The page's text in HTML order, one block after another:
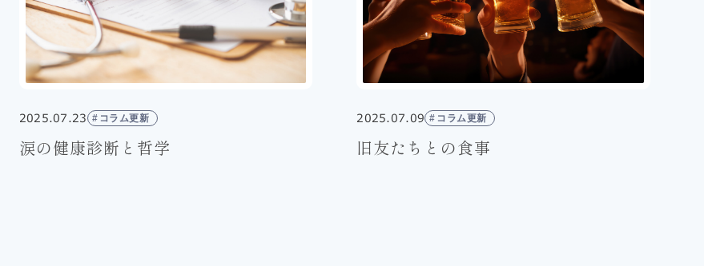
2025.07.23 コラム更新
涙の健康診断と哲学
2025.07.09 コラム更新
旧友たちとの食事